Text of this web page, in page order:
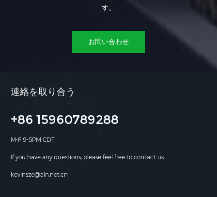
す。
お問い合わせ
連絡を取り合う
+86 15960789288
M-F 9-5PM CDT
If you have any questions, please feel free to contact us.
kevinsze@aln.net.cn